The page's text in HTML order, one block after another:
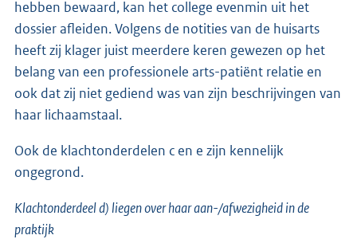
hebben bewaard, kan het college evenmin uit het
dossier afleiden. Volgens de notities van de huisarts
heeft zij klager juist meerdere keren gewezen op het
belang van een professionele arts-patiënt relatie en
ook dat zij niet gediend was van zijn beschrijvingen van
haar lichaamstaal.
Ook de klachtonderdelen c en e zijn kennelijk
ongegrond.
Klachtonderdeel d) liegen over haar aan-/afwezigheid in de
praktijk